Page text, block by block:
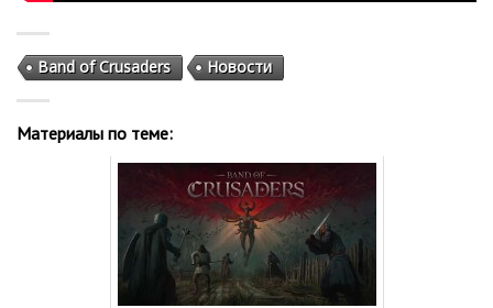
Band of Crusaders Новости
Материалы по теме: